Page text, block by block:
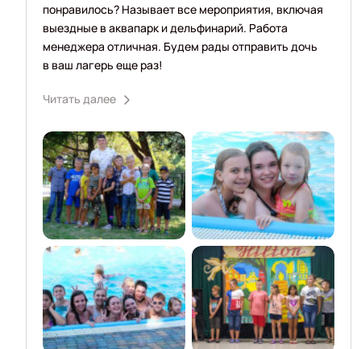
понравилось? Называет все мероприятия, включая
выездные в аквапарк и дельфинарий. Работа
менеджера отличная. Будем рады отправить дочь
в ваш лагерь еще раз!
Читать далее